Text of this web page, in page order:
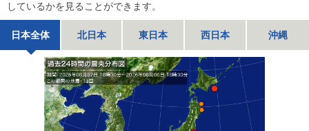
しているかを見ることができます。
日本全体 北日本 東日本 西日本 沖縄